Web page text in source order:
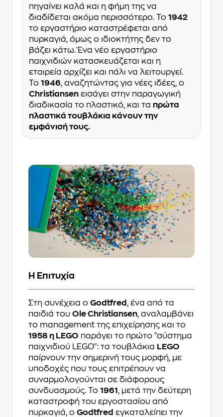
πηγαίνει καλά και η φήμη της να
διαδίδεται ακόμα περισσότερο. Το 1942
το εργαστήριο καταστρέφεται από
πυρκαγιά, όμως ο ιδιοκτήτης δεν το
βάζει κάτω. Ένα νέο εργαστήριο
παιχνιδιών κατασκευάζεται και η
εταιρεία αρχίζει και πάλι να λειτουργεί.
Το 1946, αναζητώντας για νέες ιδέες, ο
Christiansen εισάγει στην παραγωγική
διαδικασία το πλαστικό, και τα πρώτα
πλαστικά τουβλάκια κάνουν την
εμφάνισή τους.
Η Επιτυχία
Στη συνέχεια ο Godtfred, ένα από τα
παιδιά του Ole Christiansen, αναλαμβάνει
το management της επιχείρησης και το
1958 η LEGO παράγει το πρώτο "σύστημα
παιχνιδιού LEGO": τα τουβλάκια LEGO
παίρνουν την σημερινή τους μορφή, με
υποδοχές που τους επιτρέπουν να
συναρμολογούνται σε διάφορους
συνδυασμούς. Το 1961, μετά την δεύτερη
καταστροφή του εργοστασίου από
πυρκαγιά, ο Godtfred εγκαταλείπει την